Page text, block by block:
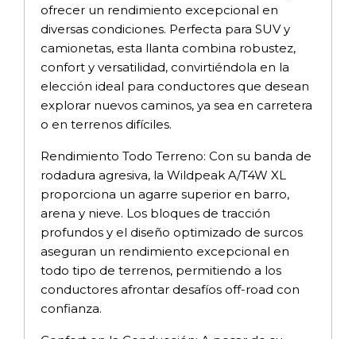
ofrecer un rendimiento excepcional en
diversas condiciones. Perfecta para SUV y
camionetas, esta llanta combina robustez,
confort y versatilidad, convirtiéndola en la
elección ideal para conductores que desean
explorar nuevos caminos, ya sea en carretera
o en terrenos difíciles.
Rendimiento Todo Terreno: Con su banda de
rodadura agresiva, la Wildpeak A/T4W XL
proporciona un agarre superior en barro,
arena y nieve. Los bloques de tracción
profundos y el diseño optimizado de surcos
aseguran un rendimiento excepcional en
todo tipo de terrenos, permitiendo a los
conductores afrontar desafíos off-road con
confianza.